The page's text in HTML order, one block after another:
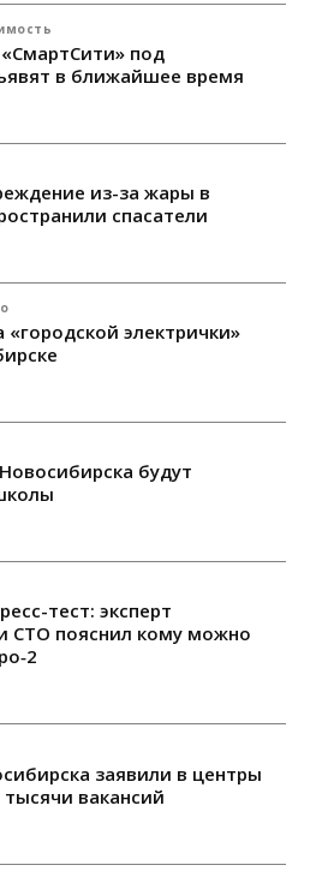
под
в ближайшее время
из-за жары в
спасатели
электрички»
будут
тест: эксперт
СТО пояснил кому можно
заявили в центры
вакансий